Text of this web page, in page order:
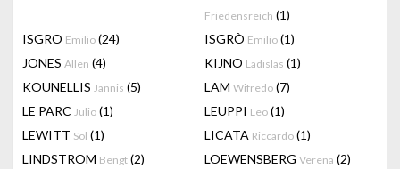
Friedensreich (1)
ISGRO Emilio (24) ISGRÒ Emilio (1)
JONES Allen (4) KIJNO Ladislas (1)
KOUNELLIS Jannis (5) LAM Wifredo (7)
LE PARC Julio (1) LEUPPI Leo (1)
LEWITT Sol (1) LICATA Riccardo (1)
LINDSTROM Bengt (2) LOEWENSBERG Verena (2)